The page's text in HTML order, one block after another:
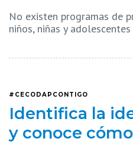
No existen programas de
niños, niñas y adolescentes
#CECODAPCONTIGO
Identifica la
y conoce